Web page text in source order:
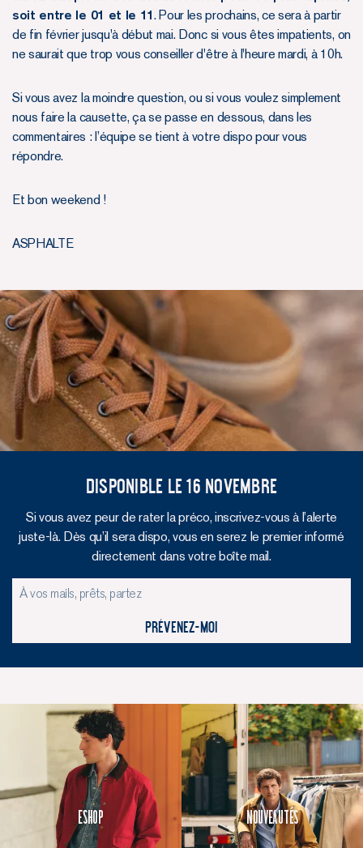
soit entre le 01 et le 11. Pour les prochains, ce sera à partir
de fin février jusqu'à début mai. Donc si vous êtes impatients, on
ne saurait que trop vous conseiller d'être à l'heure mardi, à 10h.
Si vous avez la moindre question, ou si vous voulez simplement
nous faire la causette, ça se passe en dessous, dans les
commentaires : l’équipe se tient à votre dispo pour vous
répondre.
Et bon weekend !
ASPHALTE
Disponible le 16 novembre
Si vous avez peur de rater la préco, inscrivez-vous à l’alerte
juste-là. Dès qu’il sera dispo, vous en serez le premier informé
directement dans votre boîte mail.
Prévenez-moi
Eshop Nouveautés